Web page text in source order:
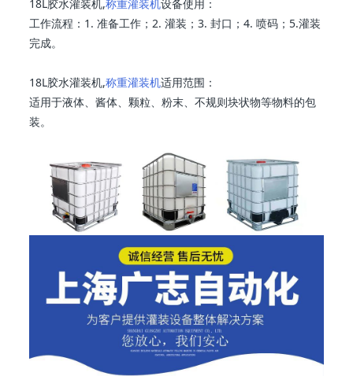
18L胶水灌装机,称重灌装机设备使用：
工作流程：1. 准备工作；2. 灌装；3. 封口；4. 喷码；5.灌装
完成。
18L胶水灌装机,称重灌装机适用范围：
适用于液体、酱体、颗粒、粉末、不规则块状物等物料的包
装。